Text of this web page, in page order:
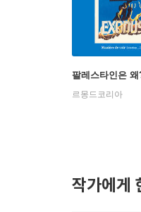
팔레스타인은 왜
르몽드코리아
작가에게